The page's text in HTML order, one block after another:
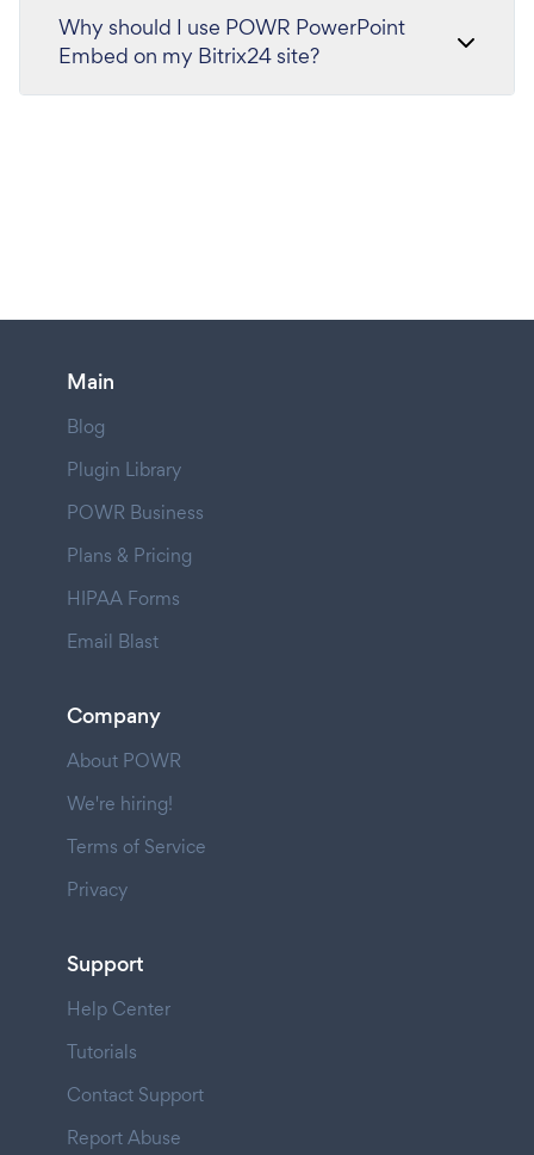
Why should I use POWR PowerPoint
Embed on my Bitrix24 site?
Main
Blog
Plugin Library
POWR Business
Plans & Pricing
HIPAA Forms
Email Blast
Company
About POWR
We're hiring!
Terms of Service
Privacy
Support
Help Center
Tutorials
Contact Support
Report Abuse